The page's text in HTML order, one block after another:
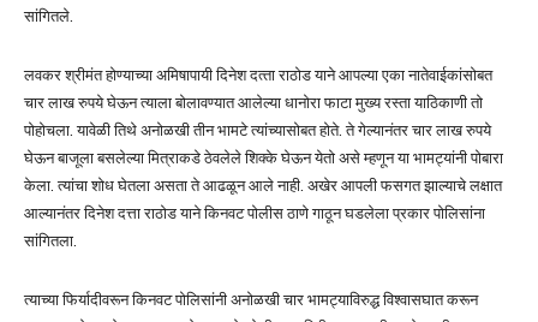
सांगितले.
लवकर श्रीमंत होण्याच्या अमिषापायी दिनेश दत्‍ता राठोड याने आपल्या एका नातेवाईकांसोबत
चार लाख रुपये घेऊन त्याला बोलावण्यात आलेल्या धानोरा फाटा मुख्य रस्ता याठिकाणी तो
पोहोचला. यावेळी तिथे अनोळखी तीन भामटे त्यांच्यासोबत होते. ते गेल्यानंतर चार लाख रुपये
घेऊन बाजूला बसलेल्या मित्राकडे ठेवलेले शिक्के घेऊन येतो असे म्हणून या भामट्यांनी पोबारा
केला. त्यांचा शोध घेतला असता ते आढळून आले नाही. अखेर आपली फसगत झाल्याचे लक्षात
आल्यानंतर दिनेश दत्ता राठोड याने किनवट पोलीस ठाणे गाठून घडलेला प्रकार पोलिसांना
सांगितला.
त्याच्या फिर्यादीवरून किनवट पोलिसांनी अनोळखी चार भामट्याविरुद्ध विश्वासघात करून